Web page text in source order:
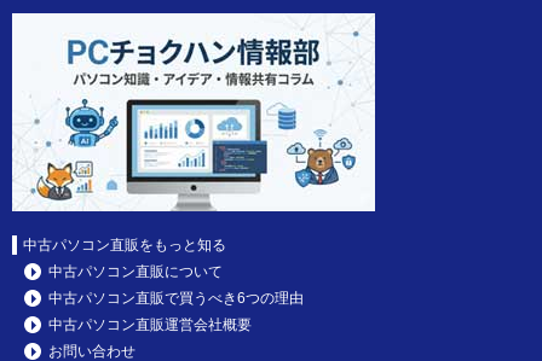
中古パソコン直販をもっと知る
中古パソコン直販について
中古パソコン直販で買うべき6つの理由
中古パソコン直販運営会社概要
お問い合わせ